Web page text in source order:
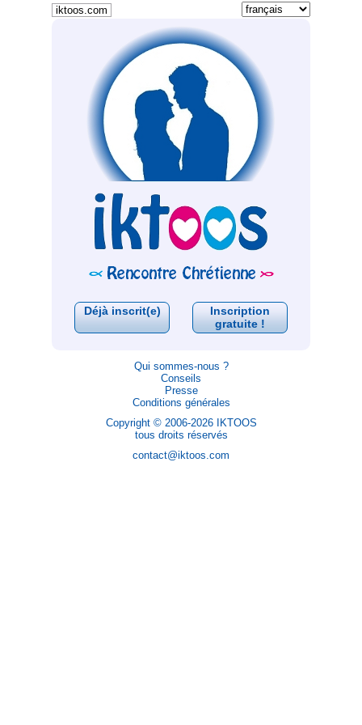
iktoos.com
Déjà inscrit(e)
Inscription
gratuite !
Qui sommes-nous ?
Conseils
Presse
Conditions générales
Copyright © 2006-2026 IKTOOS
tous droits réservés
contact@iktoos.com